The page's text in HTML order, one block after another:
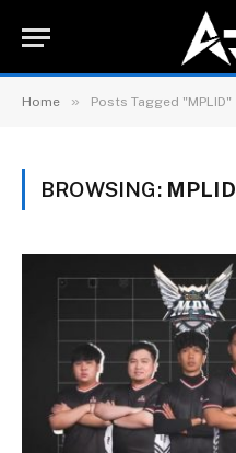
Home » Posts Tagged "MPLID"
BROWSING: MPLID